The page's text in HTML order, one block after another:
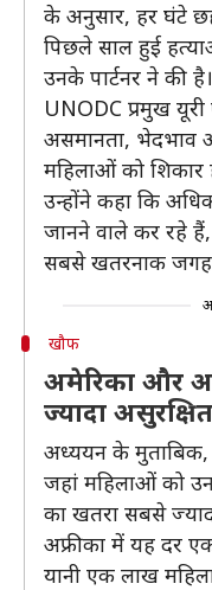
के अनुसार, हर घंटे
पिछले साल हुई
उनके पार्टनर ने की है।
UNODC प्रमुख
असमानता, भेदभाव
महिलाओं को शिकार
उन्होंने कहा कि
जानने वाले कर रहे
सबसे खतरनाक जगह
खौफ
अमेरिका और
ज्यादा असुरक्षित
अध्ययन के मुताबिक,
जहां महिलाओं को
का खतरा सबसे
अफ्रीका में यह दर
यानी एक लाख